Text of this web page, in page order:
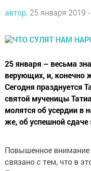
автор, 25 января 2019
25 января – весьма
верующих, и, конечно
Сегодня празднуется
святой мученицы
молятся об усердии в
же, об успешной сдаче
Повышенное внимание
связано с тем, что в